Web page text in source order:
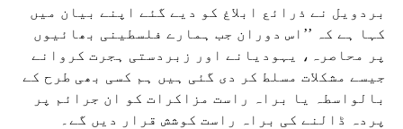
بردویل نے ذرائع ابلاغ کو دیے گئے اپنے بیان میں
کہا ہے کہ ’’اس دوران جب ہمارے فلسطینی بھائیوں
پر محاصرہ، یہودیانے اور زبردستی ہجرت کروانے
جیسے مشکلات مسلط کر دی گئی ہیں ہم کسی بھی طرح کے
بالواسطہ یا براہ راست مزاکرات کو ان جرائم پر
پردہ ڈالنے کی براہ راست کوشش قرار دیں گے۔